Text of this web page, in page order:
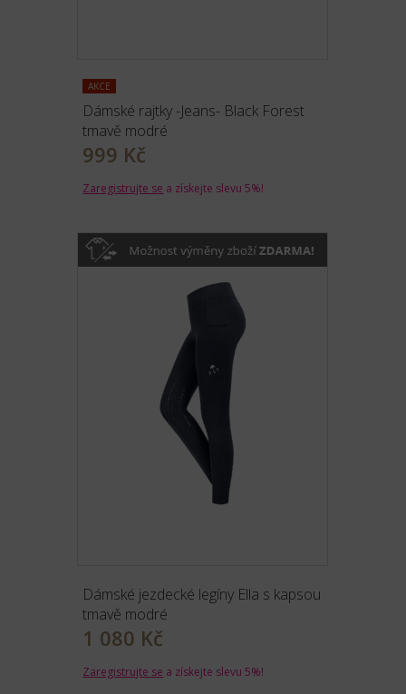
AKCE
Dámské rajtky -Jeans- Black Forest
tmavě modré
999 Kč
Zaregistrujte se a získejte slevu 5%!
Dámské jezdecké legíny Ella s kapsou
tmavě modré
1 080 Kč
Zaregistrujte se a získejte slevu 5%!